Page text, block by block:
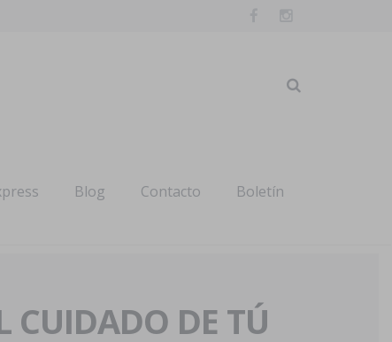
Blog Contacto Boletín
CUIDADO DE TÚ